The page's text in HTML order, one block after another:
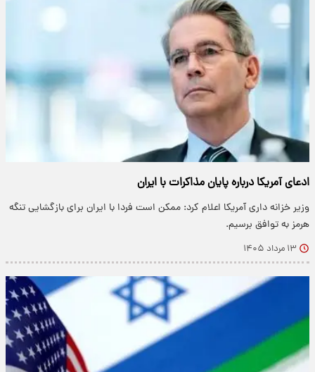
ادعای آمریکا درباره پایان مذاکرات با ایران
وزیر خزانه داری آمریکا اعلام کرد: ممکن است فردا با ایران برای بازگشایی تنگه
هرمز به توافق برسیم.
۱۳ مرداد ۱۴۰۵